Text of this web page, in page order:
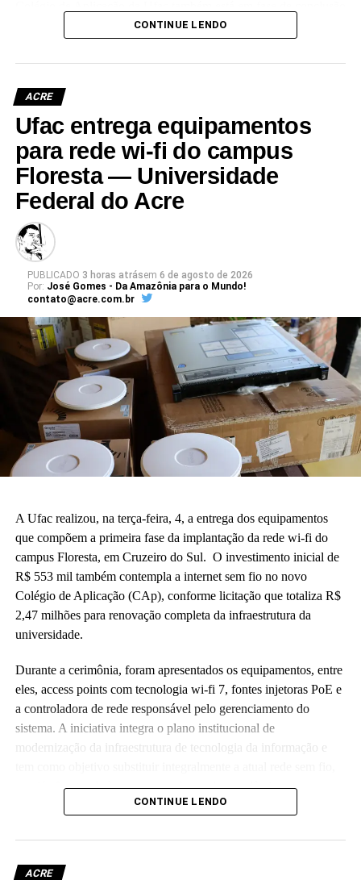
e deve ser entregue em breve.
superior da Ufac.
Leia Mais: UFAC
CONTINUE LENDO
ACRE
Ufac entrega equipamentos
para rede wi-fi do campus
Floresta — Universidade
Federal do Acre
PUBLICADO 3 horas atrásem 6 de agosto de 2026
Por: José Gomes - Da Amazônia para o Mundo!
contato@acre.com.br
A Ufac realizou, na terça-feira, 4, a entrega dos equipamentos
que compõem a primeira fase da implantação da rede wi-fi do
campus Floresta, em Cruzeiro do Sul. O investimento inicial de
R$ 553 mil também contempla a internet sem fio no novo
Colégio de Aplicação (CAp), conforme licitação que totaliza R$
2,47 milhões para renovação completa da infraestrutura da
universidade.
Durante a cerimônia, foram apresentados os equipamentos, entre
eles, access points com tecnologia wi-fi 7, fontes injetoras PoE e
a controladora de rede responsável pelo gerenciamento do
sistema. A iniciativa integra o plano institucional de
modernização da infraestrutura de tecnologia da informação e
que já não atende às crescentes demandas acadêmicas e
administrativas da universidade.CONTINUE LENDO
ACRE